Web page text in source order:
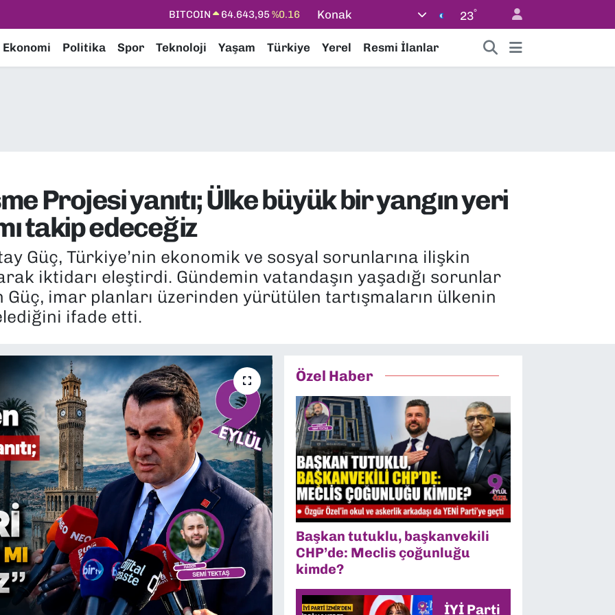
DOLAR 47,6704 %0
STERLİN 64,2143%0
Konak 23°
Ekonomi Politika Spor Teknoloji Yaşam Türkiye Yerel Resmi İlanlar
Projesi yanıtı; Ülke büyük bir yangın yeri
takip edeceğiz
Güç, Türkiye’nin ekonomik ve sosyal sorunlarına ilişkin
iktidarı eleştirdi. Gündemin vatandaşın yaşadığı sorunlar
imar planları üzerinden yürütülen tartışmaların ülkenin
ifade etti.
Özel Haber
Başkan tutuklu, başkanvekili
CHP’de: Meclis çoğunluğu
kimde?
İYİ Parti